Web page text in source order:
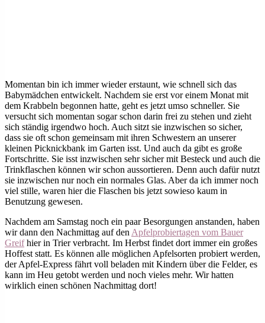
Momentan bin ich immer wieder erstaunt, wie schnell sich das
Babymädchen entwickelt. Nachdem sie erst vor einem Monat mit
dem Krabbeln begonnen hatte, geht es jetzt umso schneller. Sie
versucht sich momentan sogar schon darin frei zu stehen und zieht
sich ständig irgendwo hoch. Auch sitzt sie inzwischen so sicher,
dass sie oft schon gemeinsam mit ihren Schwestern an unserer
kleinen Picknickbank im Garten isst. Und auch da gibt es große
Fortschritte. Sie isst inzwischen sehr sicher mit Besteck und auch die
Trinkflaschen können wir schon aussortieren. Denn auch dafür nutzt
sie inzwischen nur noch ein normales Glas. Aber da ich immer noch
viel stille, waren hier die Flaschen bis jetzt sowieso kaum in
Benutzung gewesen.
Nachdem am Samstag noch ein paar Besorgungen anstanden, haben
wir dann den Nachmittag auf den Apfelprobiertagen vom Bauer
Greifhier in Trier verbracht. Im Herbst findet dort immer ein großes
Hoffest statt. Es können alle möglichen Apfelsorten probiert werden,
der Apfel-Express fährt voll beladen mit Kindern über die Felder, es
kann im Heu getobt werden und noch vieles mehr. Wir hatten
wirklich einen schönen Nachmittag dort!